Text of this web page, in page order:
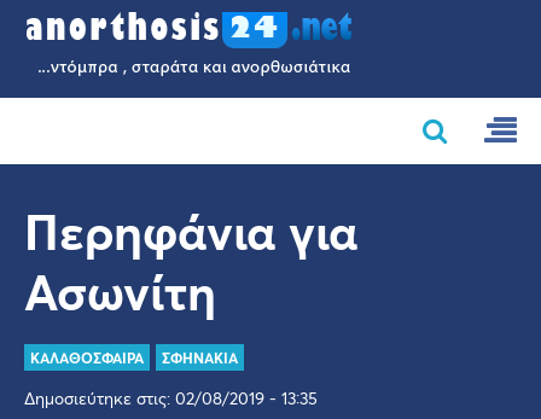
Περηφάνια για
Ασωνίτη
ΚΑΛΑΘΟΣΦΑΙΡΑ ΣΦΗΝΑΚΙΑ
Δημοσιεύτηκε στις: 02/08/2019 - 13:35